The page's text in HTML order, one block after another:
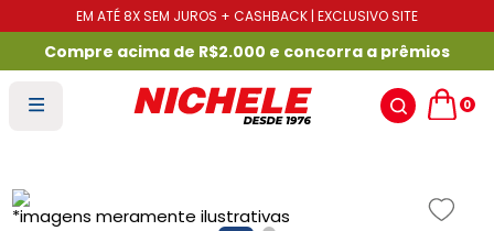
EM ATÉ 8X SEM JUROS + CASHBACK | EXCLUSIVO SITE
Compre acima de R$2.000 e concorra a prêmios
0